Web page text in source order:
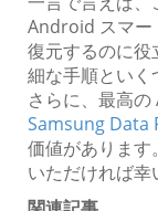
Android スマー
復元するのに
細な手順といく
さらに、最高
Samsung Data
価値があります
いただければ幸